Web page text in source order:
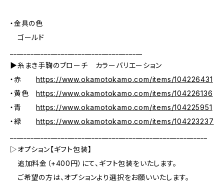
・金具の色
ゴールド
▶糸まき手鞠のブローチ カラーバリエーション
・赤https://www.okamotokamo.com/items/104226431
・黄色https://www.okamotokamo.com/items/104226136
・青https://www.okamotokamo.com/items/104225951
・緑https://www.okamotokamo.com/items/104223237
▷オプション【ギフト包装】
追加料金（+400円）にて、ギフト包装をいたします。
ご希望の方は、オプションより選択をお願いいたします。